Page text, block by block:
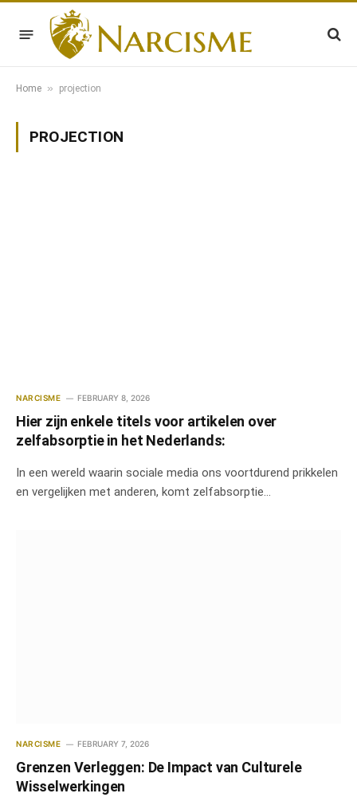
Home » projection
PROJECTION
NARCISME FEBRUARY 8, 2026
Hier zijn enkele titels voor artikelen over
zelfabsorptie in het Nederlands:
In een wereld waarin sociale media ons voortdurend prikkelen
en vergelijken met anderen, komt zelfabsorptie…
NARCISME FEBRUARY 7, 2026
Grenzen Verleggen: De Impact van Culturele
Wisselwerkingen